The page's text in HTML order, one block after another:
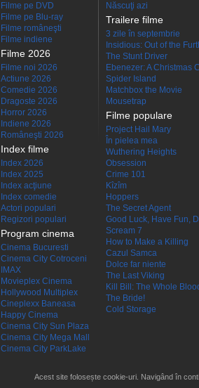
Filme pe DVD
Filme pe Blu-ray
Filme româneşti
Filme indiene
Filme 2026
Filme noi 2026
Actiune 2026
Comedie 2026
Dragoste 2026
Horror 2026
Indiene 2026
Româneşti 2026
Index filme
Index 2026
Index 2025
Index acţiune
Index comedie
Actori populari
Regizori populari
Program cinema
Cinema Bucuresti
Cinema City Cotroceni
IMAX
Movieplex Cinema
Hollywood Multiplex
Cineplexx Baneasa
Happy Cinema
Cinema City Sun Plaza
Cinema City Mega Mall
Cinema City ParkLake
Născuţi azi
Trailere filme
3 zile în septembrie
Insidious: Out of the
The Stunt Driver
Ebenezer: A Christmas
Spider Island
Matchbox the Movie
Mousetrap
Filme populare
Project Hail Mary
În pielea mea
Wuthering Heights
Obsession
Crime 101
Kîzîm
Hoppers
The Secret Agent
Good Luck, Have Fun,
Scream 7
How to Make a Killing
Cazul Samca
Dolce far niente
The Last Viking
Kill Bill: The Whole
The Bride!
Cold Storage
Acest site folosește cookie-uri. Navigând în